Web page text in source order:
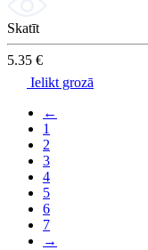
Skatīt
5.35 €
Ielikt grozā
←
1
2
3
4
5
6
7
→